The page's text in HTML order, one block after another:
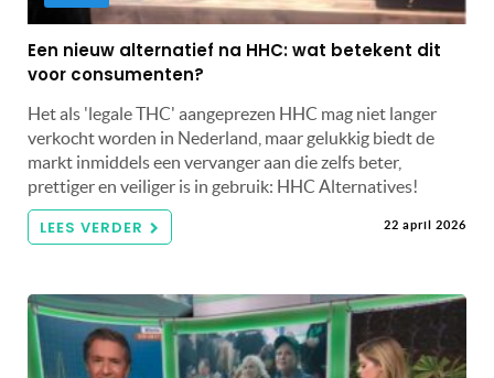
Een nieuw alternatief na HHC: wat betekent dit
voor consumenten?
Het als 'legale THC' aangeprezen HHC mag niet langer
verkocht worden in Nederland, maar gelukkig biedt de
markt inmiddels een vervanger aan die zelfs beter,
prettiger en veiliger is in gebruik: HHC Alternatives!
LEES VERDER 22 april 2026